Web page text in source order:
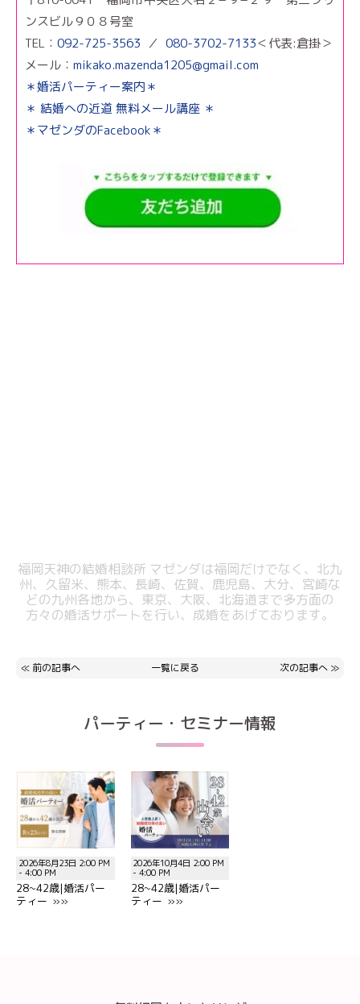
ンスビル９０８号室
TEL： 092-725-3563 ／ 080-3702-7133＜代表:倉掛＞
メール： mikako.mazenda1205@gmail.com
＊婚活パーティー案内＊
＊ 結婚への近道 無料メール講座 ＊
＊マゼンダのFacebook＊
福岡天神の結婚相談所 マゼンダは福岡だけでなく、北九
州、久留米、熊本、 長崎、佐賀、鹿児島、大分、宮崎な
どの九州各地から、東京、大阪、北海道まで多方面の
方々の婚活サポートを行い、成婚をあげております。
≪ 前の記事へ 一覧に戻る 次の記事へ ≫
パーティー・セミナー情報
2026年8月23日 2:00 PM
- 4:00 PM
28~42歳|婚活パー
ティー »»
2026年10月4日 2:00 PM
- 4:00 PM
28~42歳|婚活パー
ティー »»